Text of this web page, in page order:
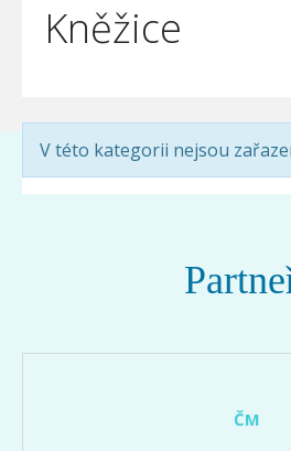
Kněžice
V této kategorii nejsou
ČM